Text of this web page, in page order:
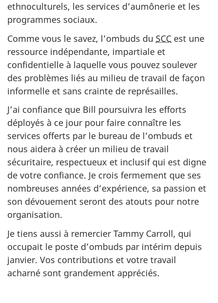
ethnoculturels, les services d’aumônerie et les
programmes sociaux.
Comme vous le savez, l’ombuds du SCC est une
ressource indépendante, impartiale et
confidentielle à laquelle vous pouvez soulever
des problèmes liés au milieu de travail de façon
informelle et sans crainte de représailles.
J’ai confiance que Bill poursuivra les efforts
déployés à ce jour pour faire connaître les
services offerts par le bureau de l’ombuds et
nous aidera à créer un milieu de travail
sécuritaire, respectueux et inclusif qui est digne
de votre confiance. Je crois fermement que ses
nombreuses années d’expérience, sa passion et
son dévouement seront des atouts pour notre
organisation.
Je tiens aussi à remercier Tammy Carroll, qui
occupait le poste d’ombuds par intérim depuis
janvier. Vos contributions et votre travail
acharné sont grandement appréciés.